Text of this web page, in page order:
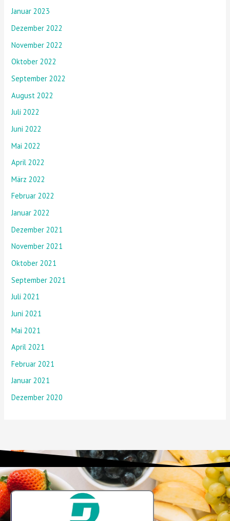
Januar 2023
Dezember 2022
November 2022
Oktober 2022
September 2022
August 2022
Juli 2022
Juni 2022
Mai 2022
April 2022
März 2022
Februar 2022
Januar 2022
Dezember 2021
November 2021
Oktober 2021
September 2021
Juli 2021
Juni 2021
Mai 2021
April 2021
Februar 2021
Januar 2021
Dezember 2020